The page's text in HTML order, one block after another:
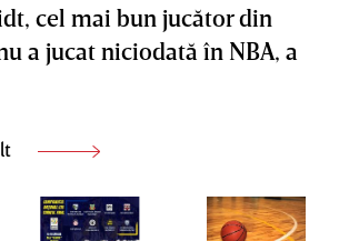
cel mai bun jucător din
a jucat niciodată în NBA, a